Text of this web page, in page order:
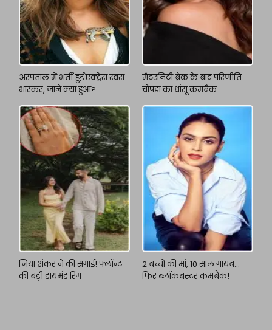
अस्पताल में भर्ती हुईं एक्ट्रेस स्वरा
भास्कर, जानें क्या हुआ?
मैटरनिटी ब्रेक के बाद परिणीति
चोपड़ा का धांसू कमबैक
जिया शंकर ने की सगाई! फ्लॉन्ट
की बड़ी डायमंड रिंग
2 बच्चों की मां, 10 साल गायब…
फिर ब्लॉकबस्टर कमबैक!